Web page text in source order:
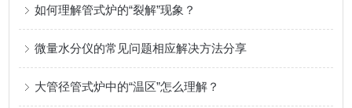
如何理解管式炉的“裂解”现象？
微量水分仪的常见问题相应解决方法分享
大管径管式炉中的“温区”怎么理解？